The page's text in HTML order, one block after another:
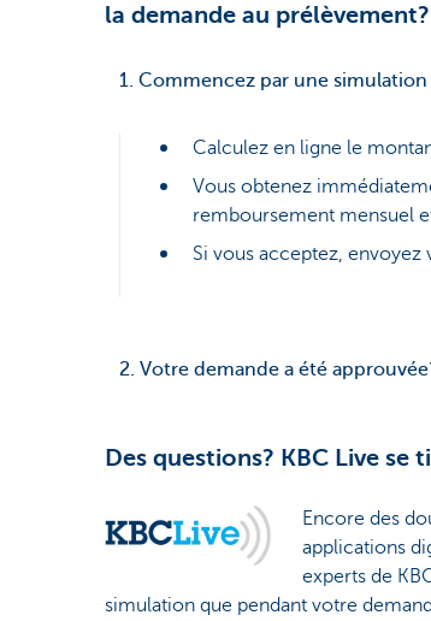
la demande au prélèvement?
1. Commencez par une
Calculez en ligne le
Vous obtenez
remboursement mensuel
Si vous acceptez,
2. Votre demande a été
Des questions? KBC Live
Encore des
applications
experts de
simulation que pendant votre